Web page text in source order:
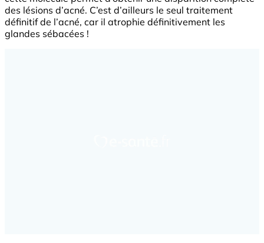
des lésions d’acné. C’est d’ailleurs le seul traitement
définitif de l’acné, car il atrophie définitivement les
glandes sébacées !